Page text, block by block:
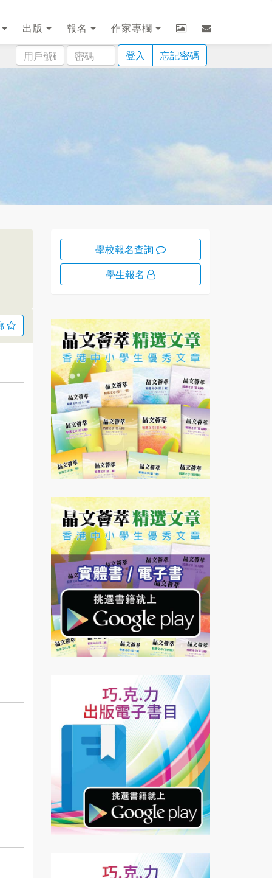
出版 報名
作家專欄
用
戶
密
碼
登入 忘記密碼
學校報名查詢
學生報名